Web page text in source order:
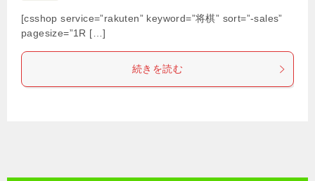
[csshop service=”rakuten” keyword=”将棋” sort=”-sales”
pagesize=”1R […]
続きを読む